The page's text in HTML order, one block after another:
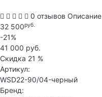
0 отзывов Описание
32 500руб.
-21%
41 000 руб.
Скидка 21 %
Артикул:
WSD22-90/04-черный
Бренд: